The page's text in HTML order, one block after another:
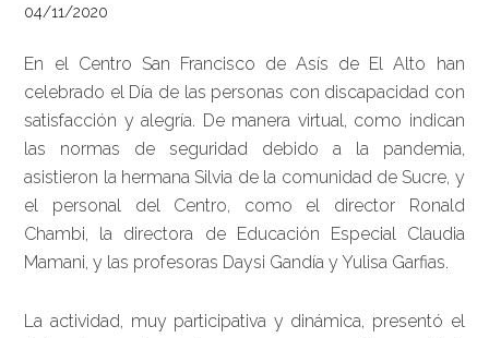
04/11/2020
En el Centro San Francisco de Asís de El Alto han
celebrado el Día de las personas con discapacidad con
satisfacción y alegría. De manera virtual, como indican
las normas de seguridad debido a la pandemia,
asistieron la hermana Silvia de la comunidad de Sucre, y
el personal del Centro, como el director Ronald
Chambi, la directora de Educación Especial Claudia
Mamani, y las profesoras Daysi Gandía y Yulisa Garfias.
La actividad, muy participativa y dinámica, presentó el